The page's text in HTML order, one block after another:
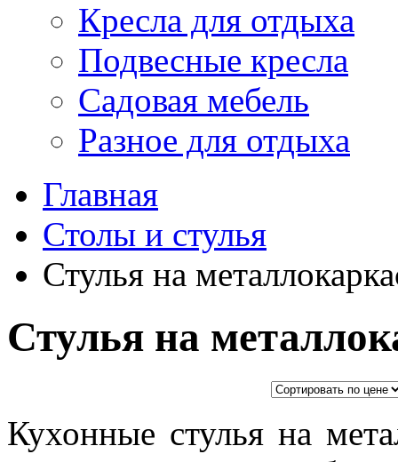
Кресла для отдыха
Подвесные кресла
Садовая мебель
Разное для отдыха
Главная
Столы и стулья
Стулья на
Стулья на
Кухонные стулья на